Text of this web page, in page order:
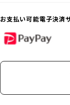
お支払い可能電子決済
PayPay